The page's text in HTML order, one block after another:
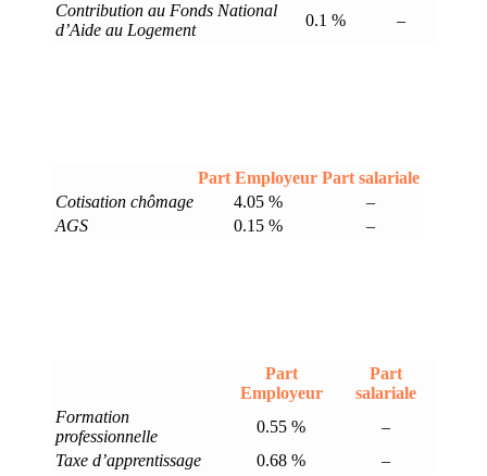
Contribution au Fonds National
d’Aide au Logement
0.1 % –
Part Employeur Part salariale
Cotisation chômage
4.05 %
–
AGS
0.15 % –
Part
Employeur
Part
salariale
Formation
professionnelle
0.55 %
–
Taxe d’apprentissage
0.68 % –